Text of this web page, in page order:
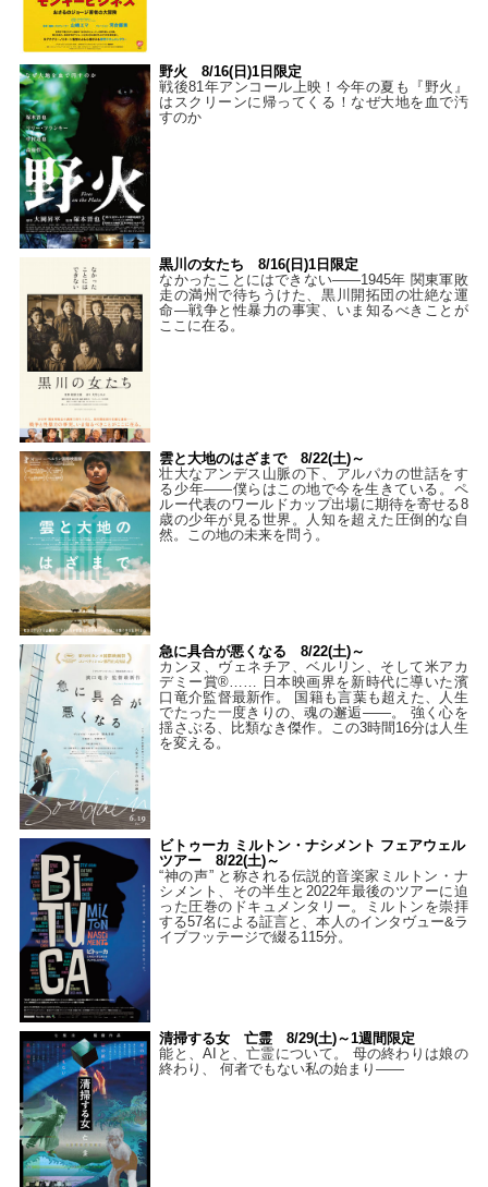
野火 8/16(日)1日限定
戦後81年アンコール上映！今年の夏も『野火』
はスクリーンに帰ってくる！なぜ大地を血で汚
すのか
黒川の女たち 8/16(日)1日限定
なかったことにはできない——1945年 関東軍敗
走の満州で待ちうけた、黒川開拓団の壮絶な運
命―戦争と性暴力の事実、いま知るべきことが
ここに在る。
雲と大地のはざまで 8/22(土)～
壮大なアンデス山脈の下、アルパカの世話をす
る少年――僕らはこの地で今を生きている。ペ
ルー代表のワールドカップ出場に期待を寄せる8
歳の少年が見る世界。人知を超えた圧倒的な自
然。この地の未来を問う。
急に具合が悪くなる 8/22(土)～
カンヌ、ヴェネチア、ベルリン、そして米アカ
デミー賞®…… 日本映画界を新時代に導いた濱
口竜介監督最新作。 国籍も言葉も超えた、人生
でたった一度きりの、魂の邂逅――。 強く心を
揺さぶる、比類なき傑作。この3時間16分は人生
を変える。
ビトゥーカ ミルトン・ナシメント フェアウェル
ツアー 8/22(土)～
“神の声” と称される伝説的音楽家ミルトン・ナ
シメント、その半生と2022年最後のツアーに迫
った圧巻のドキュメンタリー。ミルトンを崇拝
する57名による証言と、本人のインタヴュー&ラ
イブフッテージで綴る115分。
清掃する女 亡霊 8/29(土)～1週間限定
能と、AIと、亡霊について。 母の終わりは娘の
終わり、 何者でもない私の始まり――